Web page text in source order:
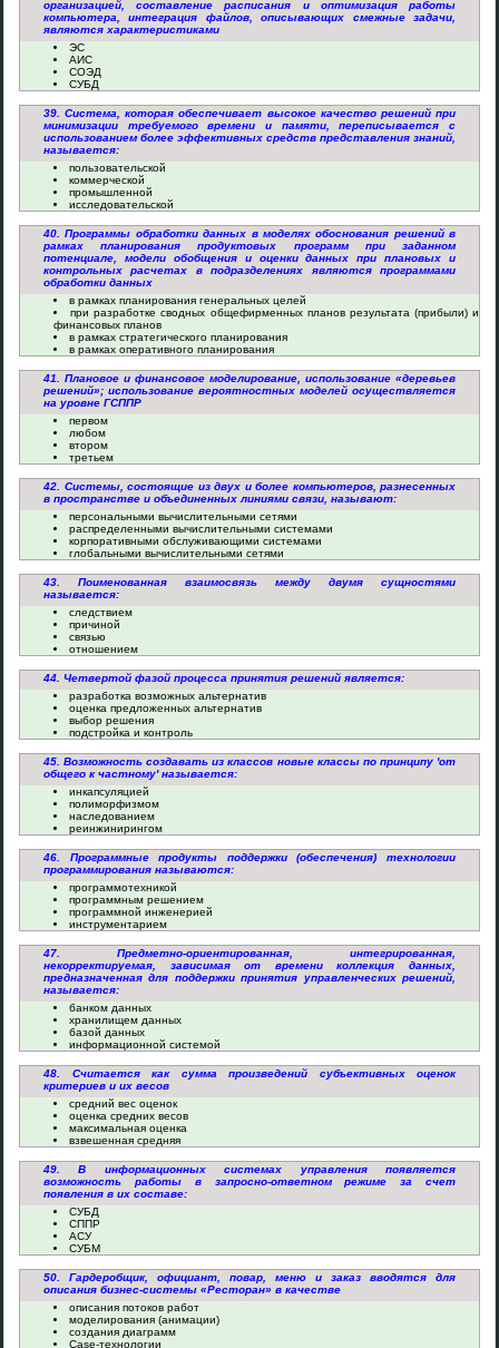
организацией, составление расписания и оптимизация работы
компьютера, интеграция файлов, описывающих смежные задачи,
являются характеристиками
ЭС
АИС
СОЭД
СУБД
39. Система, которая обеспечивает высокое качество решений при
минимизации требуемого времени и памяти, переписывается с
использованием более эффективных средств представления знаний,
называется:
пользовательской
коммерческой
промышленной
исследовательской
40. Программы обработки данных в моделях обоснования решений в
рамках планирования продуктовых программ при заданном
потенциале, модели обобщения и оценки данных при плановых и
контрольных расчетах в подразделениях являются программами
обработки данных
в рамках планирования генеральных целей
при разработке сводных общефирменных планов результата (прибыли) и
финансовых планов
в рамках стратегического планирования
в рамках оперативного планирования
41. Плановое и финансовое моделирование, использование «деревьев
решений»; использование вероятностных моделей осуществляется
на уровне ГСППР
первом
любом
втором
третьем
42. Системы, состоящие из двух и более компьютеров, разнесенных
в пространстве и объединенных линиями связи, называют:
персональными вычислительными сетями
распределенными вычислительными системами
корпоративными обслуживающими системами
глобальными вычислительными сетями
43. Поименованная взаимосвязь между двумя сущностями
называется:
следствием
причиной
связью
отношением
44. Четвертой фазой процесса принятия решений является:
разработка возможных альтернатив
оценка предложенных альтернатив
выбор решения
подстройка и контроль
45. Возможность создавать из классов новые классы по принципу 'от
общего к частному' называется:
инкапсуляцией
полиморфизмом
наследованием
реинжинирингом
46. Программные продукты поддержки (обеспечения) технологии
программирования называются:
программотехникой
программным решением
программной инженерией
инструментарием
47. Предметно-ориентированная, интегрированная,
некорректируемая, зависимая от времени коллекция данных,
предназначенная для поддержки принятия управленческих решений,
называется:
банком данных
хранилищем данных
базой данных
информационной системой
48. Считается как сумма произведений субъективных оценок
критериев и их весов
средний вес оценок
оценка средних весов
максимальная оценка
взвешенная средняя
49. В информационных системах управления появляется
возможность работы в запросно-ответном режиме за счет
появления в их составе:
СУБД
СППР
АСУ
СУБМ
50. Гардеробщик, официант, повар, меню и заказ вводятся для
описания бизнес-системы «Ресторан» в качестве
описания потоков работ
моделирования (анимации)
создания диаграмм
Case-технологии